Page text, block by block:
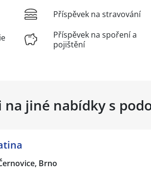
Příspěvek na stravování
Příspěvek na spoření a
pojištění
na jiné nabídky s
Brno